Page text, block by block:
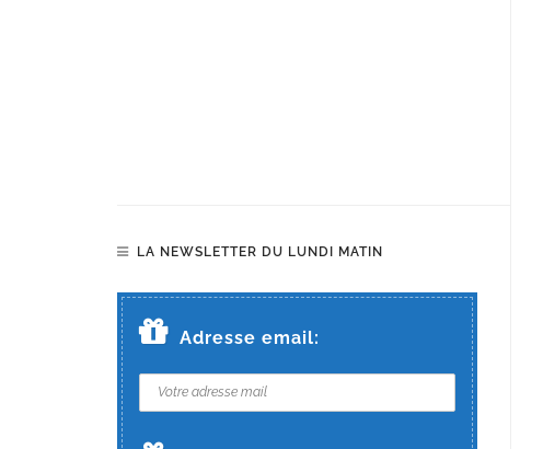
LA NEWSLETTER DU LUNDI MATIN
Adresse email: